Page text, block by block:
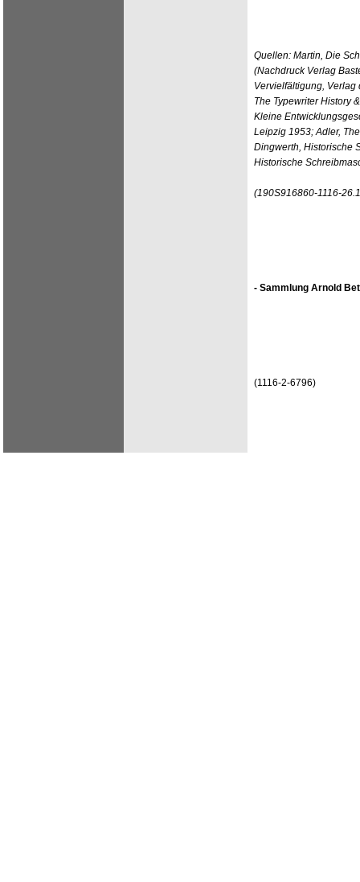
Quellen: Martin, Die
(Nachdruck Verlag
Vervielfältigung, Verlag
The Typewriter History
Kleine
Leipzig 1953; Adler,
Dingwerth, Historische
Historische
(190S916860-1116-
- Sammlung Arnold
(1116-2-6796)